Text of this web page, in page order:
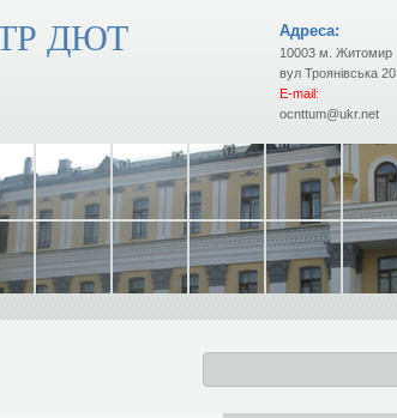
ДЮТ Адреса:
10003 м. Житомир
вул Троянівська 20
E-mail:
ocnttum@ukr.net